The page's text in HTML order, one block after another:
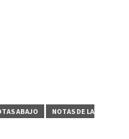
ABAJO
NOTAS DE LA